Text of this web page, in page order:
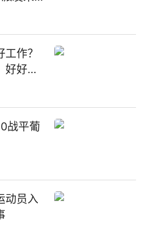
每日
作？
好好睡
战平葡
动员入